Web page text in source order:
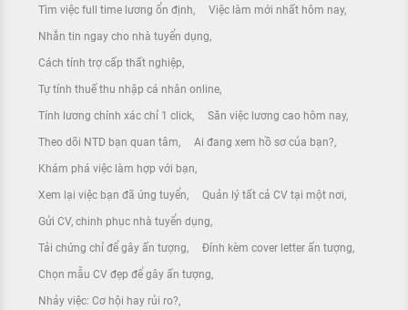
Tìm việc full time lương ổn định Việc làm mới nhất hôm nay
Nhắn tin ngay cho nhà tuyển dụng
Cách tính trợ cấp thất nghiệp
Tự tính thuế thu nhập cá nhân online
Tính lương chính xác chỉ 1 click Săn việc lương cao hôm nay
Theo dõi NTD bạn quan tâm Ai đang xem hồ sơ của bạn?
Khám phá việc làm hợp với bạn
Xem lại việc bạn đã ứng tuyển Quản lý tất cả CV tại một nơi
Gửi CV, chinh phục nhà tuyển dụng
Tải chứng chỉ để gây ấn tượng Đính kèm cover letter ấn tượng
Chọn mẫu CV đẹp để gây ấn tượng
Nhảy việc: Cơ hội hay rủi ro?